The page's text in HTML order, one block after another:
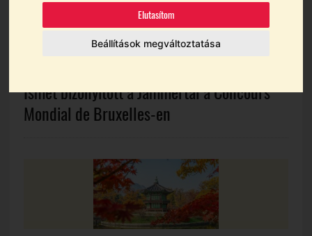
Elutasítom
Beállítások megváltoztatása
Ismét bizonyított a Jammertal a Concours
Mondial de Bruxelles-en